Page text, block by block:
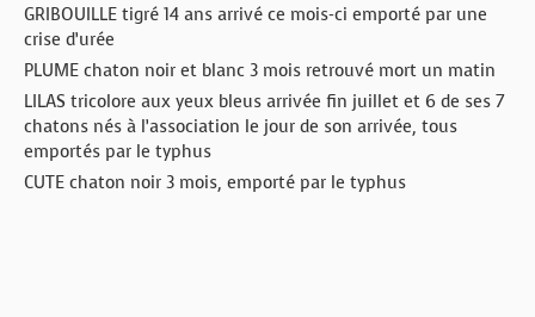
GRIBOUILLE tigré 14 ans arrivé ce mois-ci emporté par une
crise d’urée
PLUME chaton noir et blanc 3 mois retrouvé mort un matin
LILAS tricolore aux yeux bleus arrivée fin juillet et 6 de ses 7
chatons nés à l’association le jour de son arrivée, tous
emportés par le typhus
CUTE chaton noir 3 mois, emporté par le typhus